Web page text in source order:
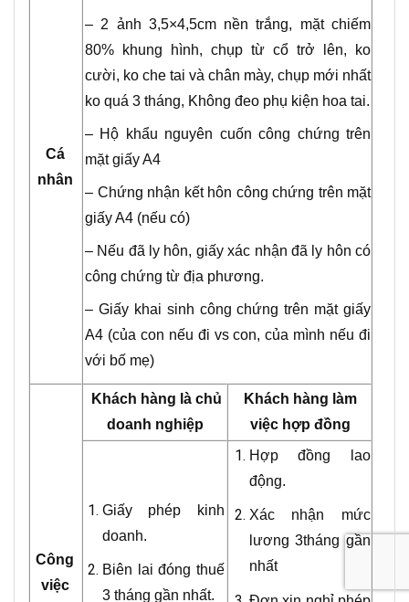
Cá
nhân
– 2 ảnh 3,5×4,5cm nền trắng, mặt chiếm
80% khung hình, chụp từ cổ trở lên, ko
cười, ko che tai và chân mày, chụp mới nhất
ko quá 3 tháng, Không đeo phụ kiện hoa tai.
– Hộ khẩu nguyên cuốn công chứng trên
mặt giấy A4
– Chứng nhận kết hôn công chứng trên mặt
giấy A4 (nếu có)
– Nếu đã ly hôn, giấy xác nhận đã ly hôn có
công chứng từ địa phương.
– Giấy khai sinh công chứng trên mặt giấy
A4 (của con nếu đi vs con, của mình nếu đi
với bố mẹ)
Công
việc
Khách hàng là chủ
doanh nghiệp
Khách hàng làm
việc hợp đồng
Giấy phép kinh
doanh.
Biên lai đóng thuế
3 tháng gần nhất.
Hợp đồng lao
động.
Xác nhận mức
lương 3tháng gần
nhất